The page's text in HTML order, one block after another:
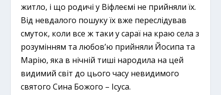
житло, і що родичі у Віфлеємі не прийняли їх.
Від невдалого пошуку їх вже переслідував
смуток, коли все ж таки у сараї на краю села з
розумінням та любов’ю прийняли Йосипа та
Марію, яка в нічній тиші народила на цей
видимий світ до цього часу невидимого
святого Сина Божого – Ісуса.